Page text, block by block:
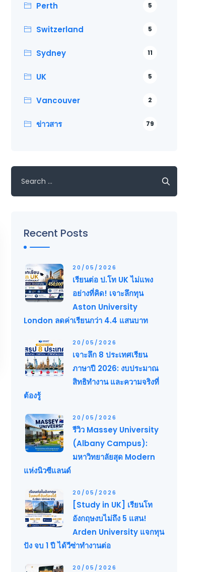
Perth 5
Switzerland 5
Sydney 11
UK 5
Vancouver 2
ข่าวสาร 79
for:
Recent Posts
20/05/2026
เรียนต่อ ป.โท UK ไม่แพง
อย่างที่คิด! เจาะลึกทุน
Aston University
London ลดค่าเรียนกว่า 4.4 แสนบาท
20/05/2026
เจาะลึก 8 ประเทศเรียน
ภาษาปี 2026: งบประมาณ
สิทธิทำงาน และความจริงที่
ต้องรู้
20/05/2026
รีวิว Massey University
(Albany Campus):
มหาวิทยาลัยสุด Modern
แห่งนิวซีแลนด์
20/05/2026
[Study in UK] เรียนโท
อังกฤษงบไม่ถึง 5 แสน!
Arden University แจกทุน
ปัง จบ 1 ปี ได้วีซ่าทำงานต่อ
20/05/2026